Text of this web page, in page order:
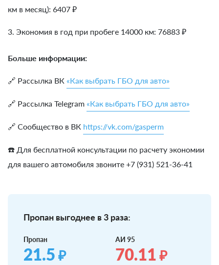
км в месяц): 6407 ₽
3. Экономия в год при пробеге 14000 км: 76883 ₽
Больше информации:
🔗 Рассылка ВК «Как выбрать ГБО для авто»
🔗 Рассылка Telegram «Как выбрать ГБО для авто»
🔗 Сообщество в ВК https://vk.com/gasperm
☎️ Для бесплатной консультации по расчету экономии
для вашего автомобиля звоните +7 (931) 521-36-41
Пропан выгоднее в 3 раза:
Пропан
21.5 ₽
АИ 95
70.11 ₽